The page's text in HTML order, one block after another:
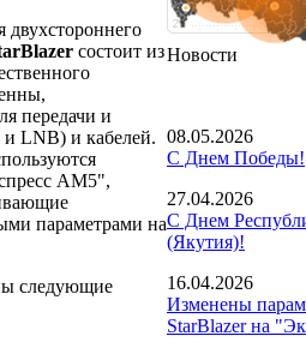
состоит из
передачи и
LNB) и кабелей.
АМ5",
параметрами на
следующие
Новости
08.05.2026
С Днем Победы!
27.04.2026
С Днем
(Якутия)!
16.04.2026
Изменены
StarBlazer на